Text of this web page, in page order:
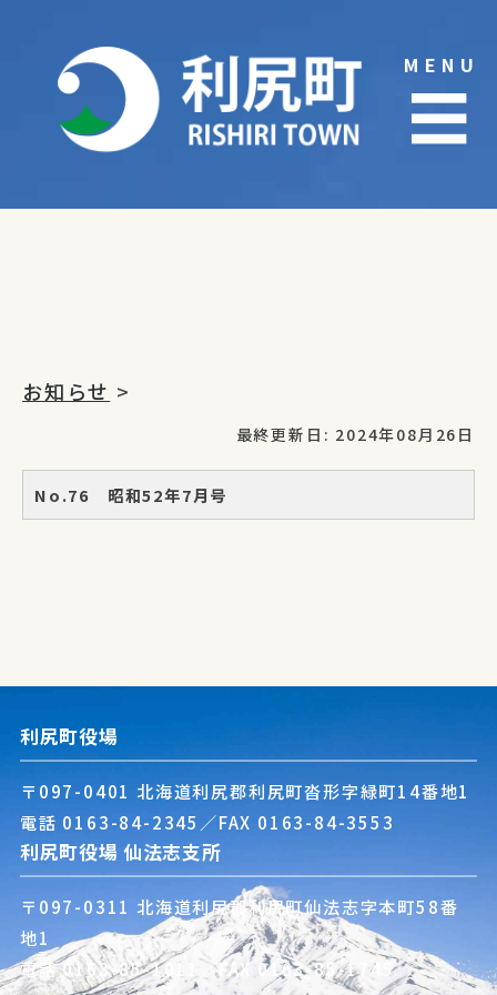
content
MENU
☰
お知らせ >
最終更新日: 2024年08月26日
No.76 昭和52年7月号
利尻町役場
〒097-0401 北海道利尻郡利尻町沓形字緑町14番地1
電話 0163-84-2345 ／FAX 0163-84-3553
利尻町役場 仙法志支所
〒097-0311 北海道利尻郡利尻町仙法志字本町58番
地1
電話0163-85-1011 ／FAX 0163-85-1745